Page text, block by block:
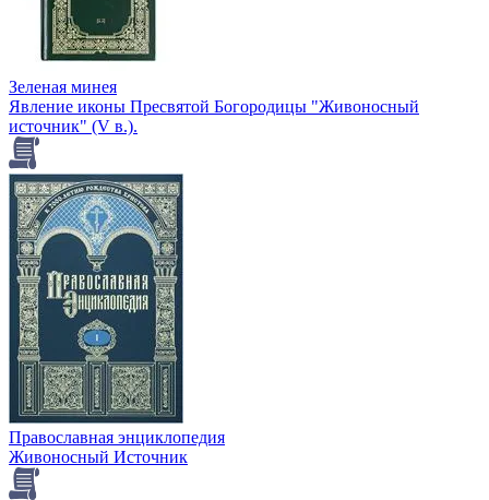
Зеленая минея
Явление иконы Пресвятой Богородицы "Живоносный
источник" (V в.).
Православная энциклопедия
Живоносный Источник